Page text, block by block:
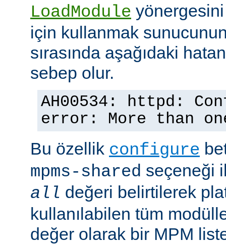
LoadModule
için kullanmak
sırasında aşağıdaki
sebep olur.
AH00534: httpd:
error: More than
Bu özellik configure
mpms-shared seçeneği
all değeri belirtilerek
kullanılabilen tüm
değer olarak bir MPM